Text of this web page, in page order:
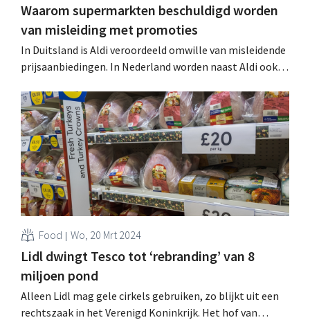
Waarom supermarkten beschuldigd worden
van misleiding met promoties
In Duitsland is Aldi veroordeeld omwille van misleidende
prijsaanbiedingen. In Nederland worden naast Aldi ook
om dezelfde reden. Wat is er aan de hand? .
Food Wo, 20 Mrt 2024
Lidl dwingt Tesco tot ‘rebranding’ van 8
miljoen pond
Alleen Lidl mag gele cirkels gebruiken, zo blijkt uit een
rechtszaak in het Verenigd Koninkrijk. Het hof van